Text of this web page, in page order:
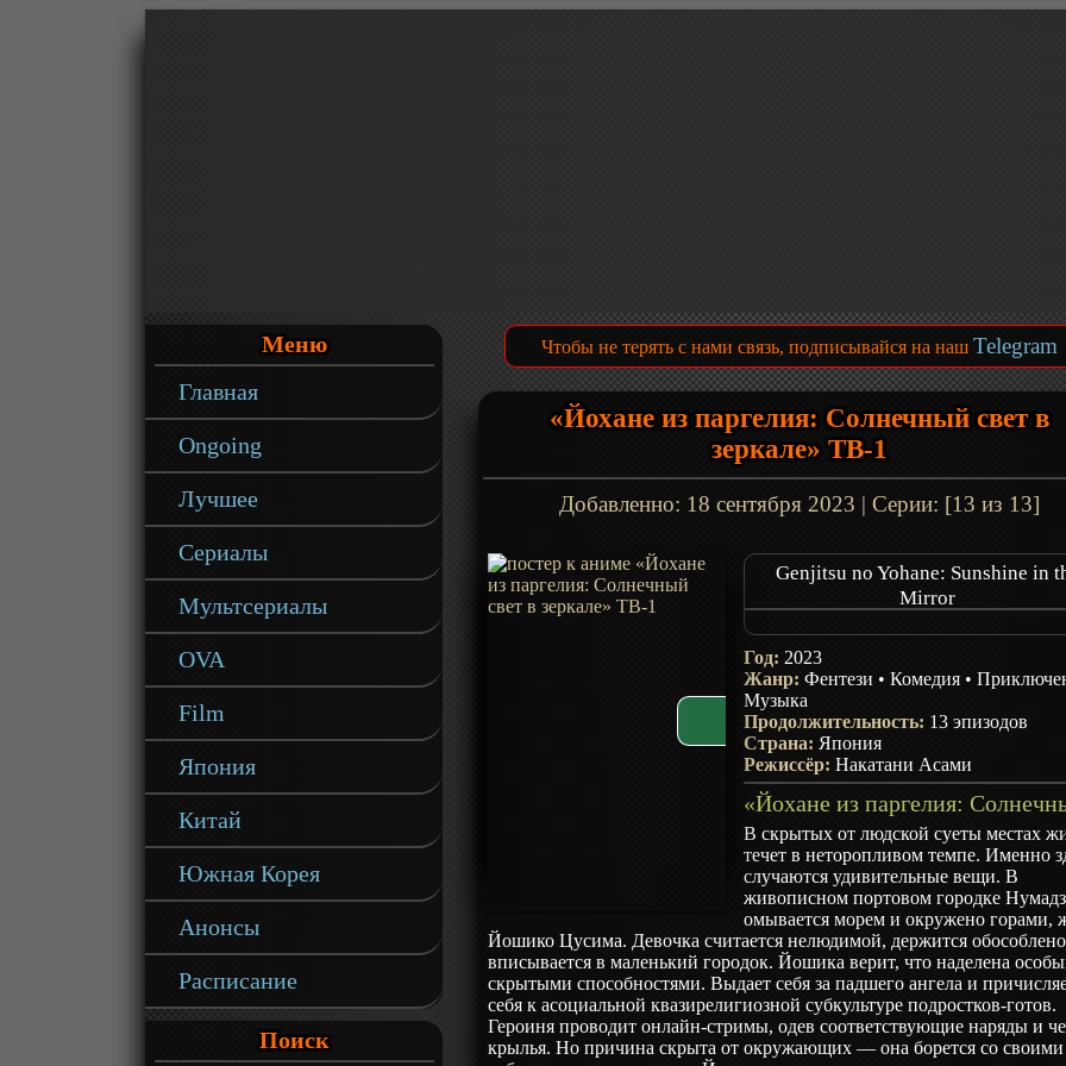
Меню
Главная
Ongoing
Лучшее
Сериалы
Мультсериалы
OVA
Film
Япония
Китай
Южная Корея
Анонсы
Расписание
Поиск
Чтобы не терять с нами связь, подписывайся на наш Telegram
«Йохане из паргелия: Солнечный свет в
зеркале» ТВ-1
Добавленно: 18 сентября 2023 | Серии: [13 из 13]
Genjitsu no Yohane: Sunshine in
Mirror
Yohane of the Parhelion -SUNSHINE
Ёханэ Паргелий: Рассвет в
Год: 2023
Жанр:Фентези •Комедия •
Музыка
Продолжительность: 13 эпизодов
Страна: Япония
Режиссёр:Накатани Асами
В скрытых от людской суеты местах
течет в неторопливом темпе. Именно
случаются удивительные вещи. В
живописном портовом городке
омывается морем и окружено горами,
Йошико Цусима. Девочка считается нелюдимой, держится
вписывается в маленький городок. Йошика верит, что наделена
скрытыми способностями. Выдает себя за падшего ангела и
себя к асоциальной квазирелигиозной субкультуре подростков-готов.
Героиня проводит онлайн-стримы, одев соответствующие наряды и
крылья. Но причина скрыта от окружающих — она борется со своими